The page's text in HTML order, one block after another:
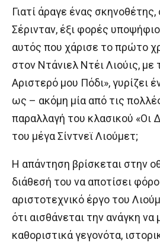
Γιατί άραγε ένας
Σέρινταν, έξι φορές
αυτός που χάρισε το πρώτο
στον Ντάνιελ Ντέι Λιούις, με
Αριστερό μου Πόδι», γυρίζει
ως – ακόμη μία από τις
παραλλαγή του κλασικού «Οι
του μέγα Σίντνεϊ Λιούμετ;
Η απάντηση βρίσκεται στην
διάθεσή του να αποτίσει
αριστοτεχνικό έργο του
ότι αισθάνεται την ανάγκη να
καθοριστικά γεγονότα,